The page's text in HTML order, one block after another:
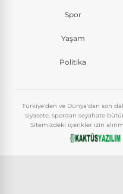
Spor
Yaşam
Politika
Türkiye'den ve Dünya'dan son
siyasete, spordan seyahate
Sitemizdeki içerikler izin